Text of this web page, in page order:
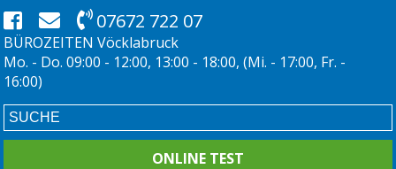
07672 722 07
BÜROZEITEN Vöcklabruck
Mo. - Do. 09:00 - 12:00, 13:00 - 18:00, (Mi. - 17:00, Fr. -
16:00)
ONLINE TEST